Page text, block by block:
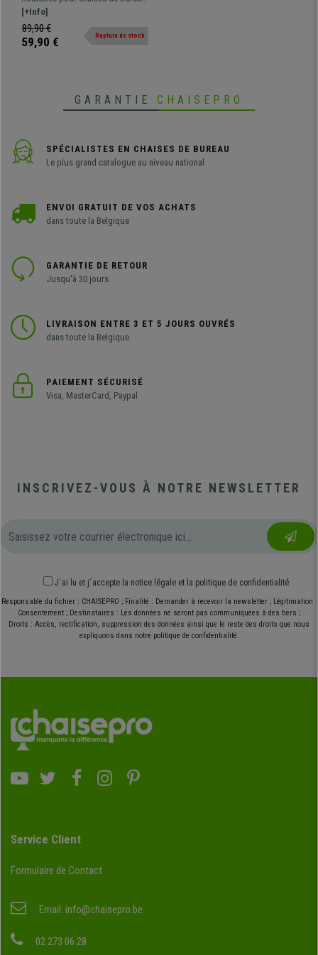
11mm/75mm, Silencieuses
et Grand confort,
Transparentes
ROLLER, au design tendance. Le
diamètre de l'axe est de 11 mm,
standard, comptaitble avec la
douceur et la protection des sols
[+Info]
89,90 €
59,90 € Rupture de stock
GARANTIE CHAISEPRO
SPÉCIALISTES EN CHAISES DE BUREAU
Le plus grand catalogue au niveau national
ENVOI GRATUIT DE VOS ACHATS
dans toute la Belgique
GARANTIE DE RETOUR
Jusqu'à 30 jours
LIVRAISON ENTRE 3 ET 5 JOURS OUVRÉS
dans toute la Belgique
PAIEMENT SÉCURISÉ
Visa, MasterCard, Paypal
INSCRIVEZ-VOUS À NOTRE NEWSLETTER
J´ai lu et j´accepte la notice légale et la politique de confidentialité
Responsable du fichier : CHAISEPRO ; Finalité : Demander à recevoir la newsletter ; Légitimation :
Consentement ; Destinataires : Les données ne seront pas communiquées à des tiers ;
Droits : Accès, rectification, suppression des données ainsi que le reste des droits que nous
expliquons dans notre politique de confidentialité.
Service Client
Formulaire de Contact
Email: info@chaisepro.be
02 273 06 28